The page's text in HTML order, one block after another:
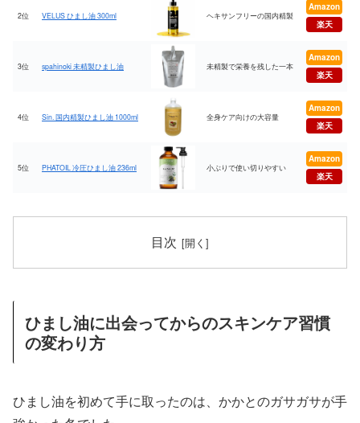
2位 VELUS ひまし油 300ml ヘキサンフリーの国内精製
Amazon
楽天
3位 spahinoki 未精製ひまし油 未精製で栄養を残した一本
Amazon
楽天
4位 Sin. 国内精製ひまし油 1000ml 全身ケア向けの大容量
Amazon
楽天
5位 PHATOIL 冷圧ひまし油 236ml 小ぶりで使い切りやすい
Amazon
楽天
目次
ひまし油に出会ってからのスキンケア習慣
の変わり方
ひまし油を初めて手に取ったのは、かかとのガサガサが手